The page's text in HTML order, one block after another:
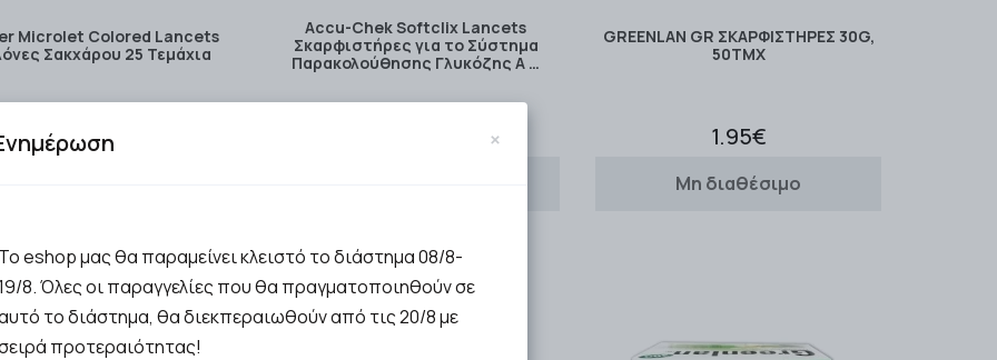
Microlet Colored Lancets
Σακχάρου 25 Τεμάχια
1.21€
Accu-Chek Softclix Lancets
Σκαρφιστήρες για το Σύστημα
Παρακολούθησης Γλυκόζης Α …
GREENLAN GR ΣΚΑΡΦΙΣΤΗΡΕΣ 30G,
50TMX
1.95€
Μη διαθέσιμο
×
eshop μας θα παραμείνει κλειστό το διάστημα 08/8-
8. Όλες οι παραγγελίες που θα πραγματοποιηθούν σε
το διάστημα, θα διεκπεραιωθούν από τις 20/8 με
προτεραιότητας!